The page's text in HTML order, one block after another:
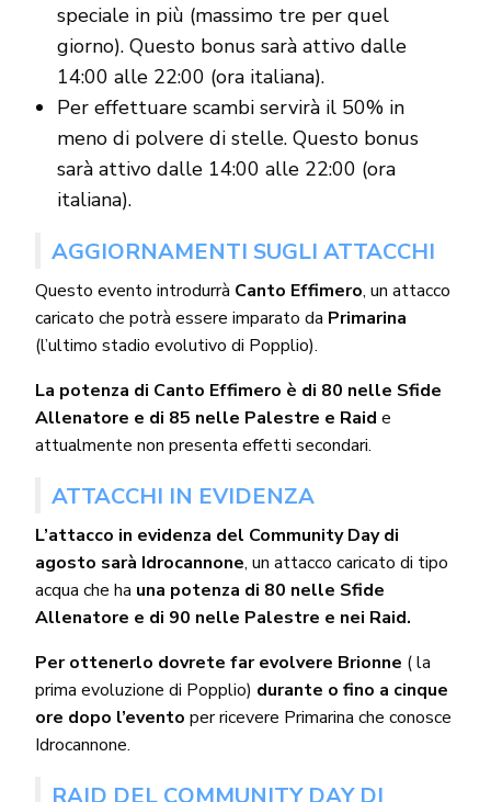
speciale in più (massimo tre per quel
giorno). Questo bonus sarà attivo dalle
14:00 alle 22:00 (ora italiana).
Per effettuare scambi servirà il 50% in
meno di polvere di stelle. Questo bonus
sarà attivo dalle 14:00 alle 22:00 (ora
italiana).
AGGIORNAMENTI SUGLI ATTACCHI
Questo evento introdurrà Canto Effimero, un attacco
caricato che potrà essere imparato da Primarina
(l’ultimo stadio evolutivo di Popplio).
La potenza di Canto Effimero è di 80 nelle Sfide
Allenatore e di 85 nelle Palestre e Raid e
attualmente non presenta effetti secondari.
ATTACCHI IN EVIDENZA
L’attacco in evidenza del Community Day di
agosto sarà Idrocannone, un attacco caricato di tipo
acqua che ha una potenza di 80 nelle Sfide
Allenatore e di 90 nelle Palestre e nei Raid.
Per ottenerlo dovrete far evolvere Brionne ( la
prima evoluzione di Popplio) durante o fino a cinque
ore dopo l’evento per ricevere Primarina che conosce
Idrocannone.
RAID DEL COMMUNITY DAY DI